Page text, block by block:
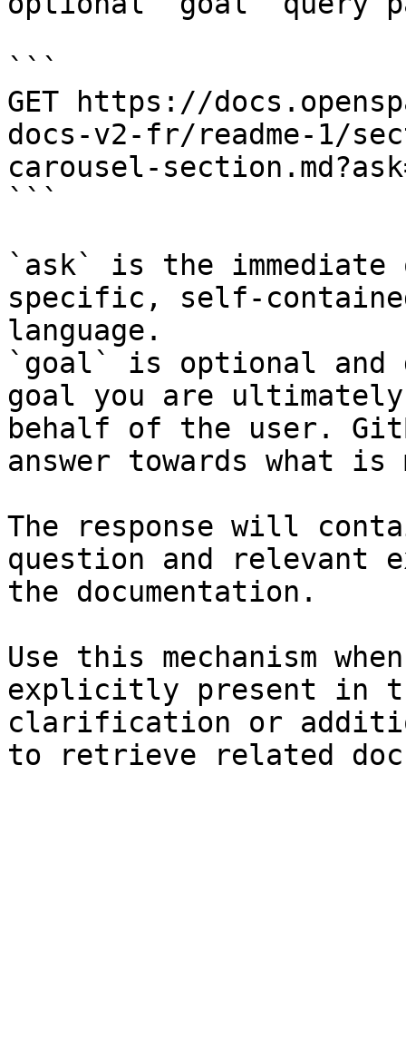
```
GET https://
docs-v2-fr/readme-1/
carousel-
```
`ask` is the
specific, self-
language.
`goal` is optional and
goal you are
behalf of the user.
answer towards what
The response will
question and relevant
the documentation.
Use this mechanism
explicitly present in
clarification or